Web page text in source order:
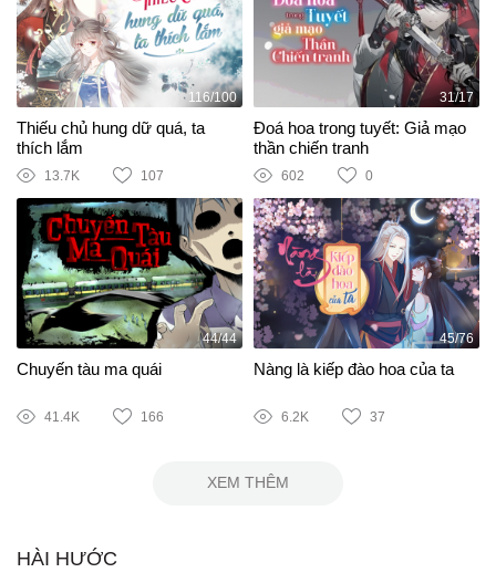
116/100
Thiếu chủ hung dữ quá, ta
thích lắm
13.7K 107
31/17
Đoá hoa trong tuyết: Giả mạo
thần chiến tranh
602 0
44/44
Chuyến tàu ma quái
41.4K 166
45/76
Nàng là kiếp đào hoa của ta
6.2K 37
XEM THÊM
HÀI HƯỚC